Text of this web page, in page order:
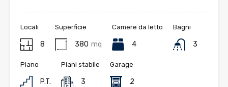
Locali
8
Superficie
380 mq
Camere da letto
4
Bagni
3
Piano
P.T.
Piani stabile
3
Garage
2